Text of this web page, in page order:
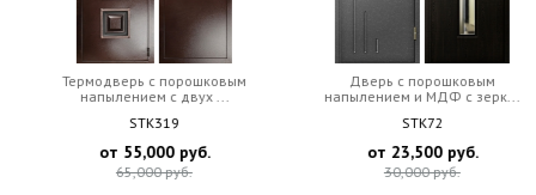
Термодверь с порошковым
напылением с двух ...
STK319
от55,000руб.
65,000руб.
Дверь с порошковым
напылением и МДФ с зерк...
STK72
от23,500руб.
30,000руб.